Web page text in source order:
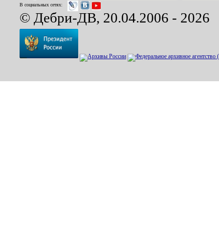
В социальных сетях:
© Дебри-ДВ, 20.04.2006 - 2026